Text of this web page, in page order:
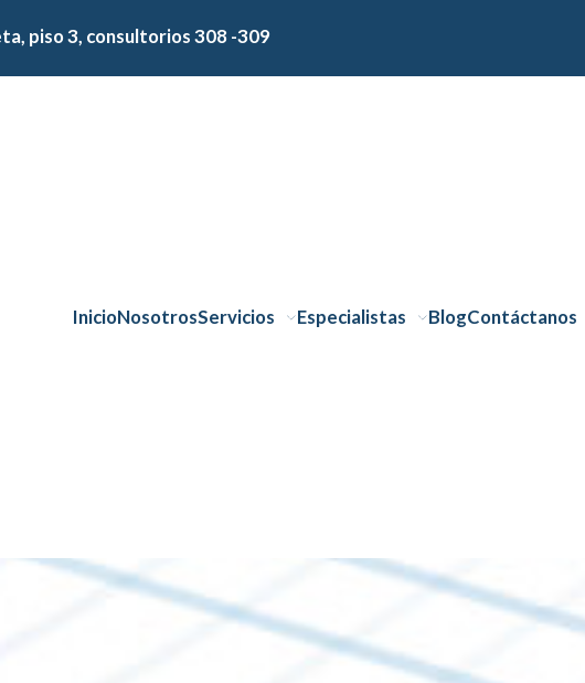
piso 3, consultorios 308 -309
InicioNosotrosServicios Especialistas BlogContáctanos